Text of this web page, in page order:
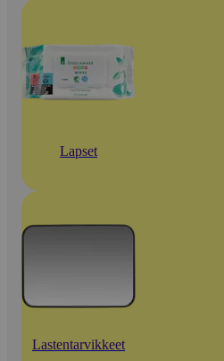
Lapset
Lastentarvikkeet